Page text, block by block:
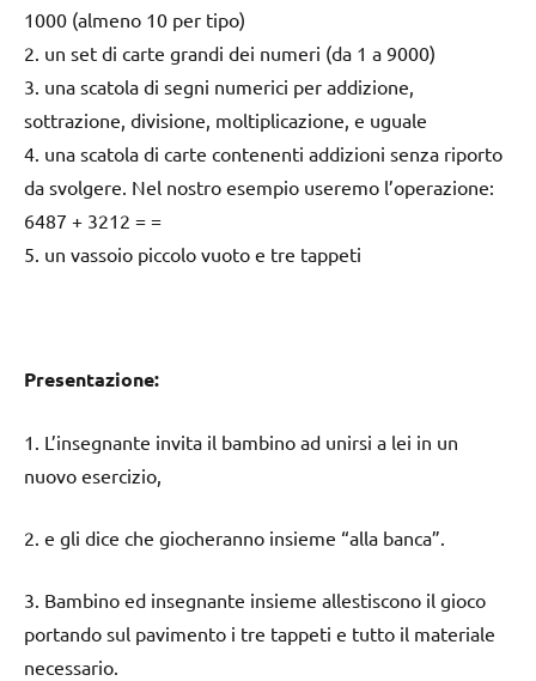
1000 (almeno 10 per tipo)
2. un set di carte grandi dei numeri (da 1 a 9000)
3. una scatola di segni numerici per addizione,
sottrazione, divisione, moltiplicazione, e uguale
4. una scatola di carte contenenti addizioni senza riporto
da svolgere. Nel nostro esempio useremo l’operazione:
6487 + 3212 = =
5. un vassoio piccolo vuoto e tre tappeti
Presentazione:
1. L’insegnante invita il bambino ad unirsi a lei in un
nuovo esercizio,
2. e gli dice che giocheranno insieme “alla banca”.
3. Bambino ed insegnante insieme allestiscono il gioco
portando sul pavimento i tre tappeti e tutto il materiale
necessario.